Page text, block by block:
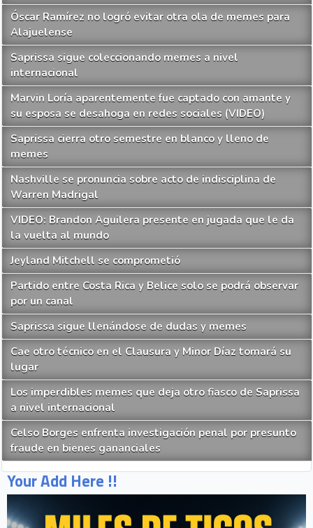
Óscar Ramírez no logró evitar otra ola de memes para
Alajuelense
Saprissa sigue coleccionando memes a nivel
internacional
Marvin Loría aparentemente fue captado con amante y
su esposa se desahoga en redes sociales (VIDEO)
Saprissa cierra otro semestre en blanco y lleno de
memes
Nashville se pronuncia sobre acto de indisciplina de
Warren Madrigal
VIDEO: Brandon Aguilera presente en jugada que le da
la vuelta al mundo
Jeyland Mitchell se comprometió
Partido entre Costa Rica y Belice solo se podrá observar
por un canal
Saprissa sigue llenándose de dudas y memes
Cae otro técnico en el Clausura y Minor Díaz tomará su
lugar
Los imperdibles memes que deja otro fiasco de Saprissa
a nivel internacional
Celso Borges enfrenta investigación penal por presunto
fraude en bienes gananciales
Your Add Here !!